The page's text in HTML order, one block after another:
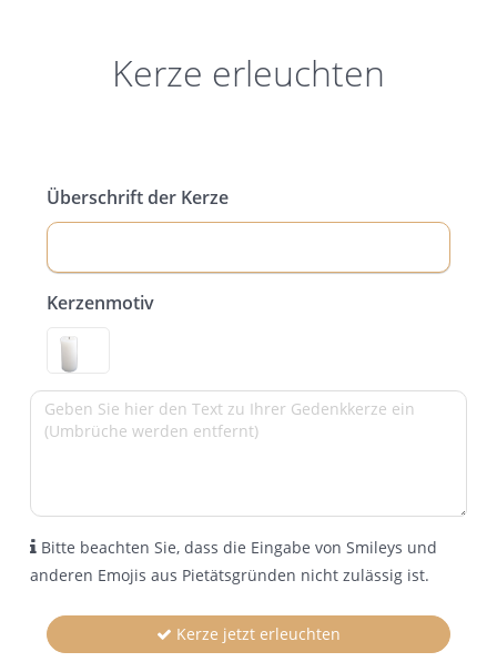
Kerze erleuchten
Überschrift der Kerze
Kerzenmotiv
Bitte beachten Sie, dass die Eingabe von Smileys und
anderen Emojis aus Pietätsgründen nicht zulässig ist.
Kerze jetzt erleuchten